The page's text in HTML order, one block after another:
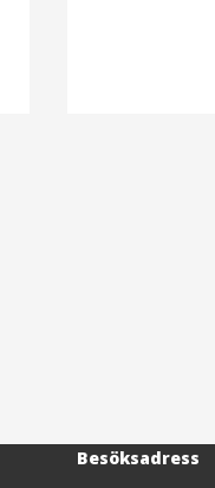
Besöksadress